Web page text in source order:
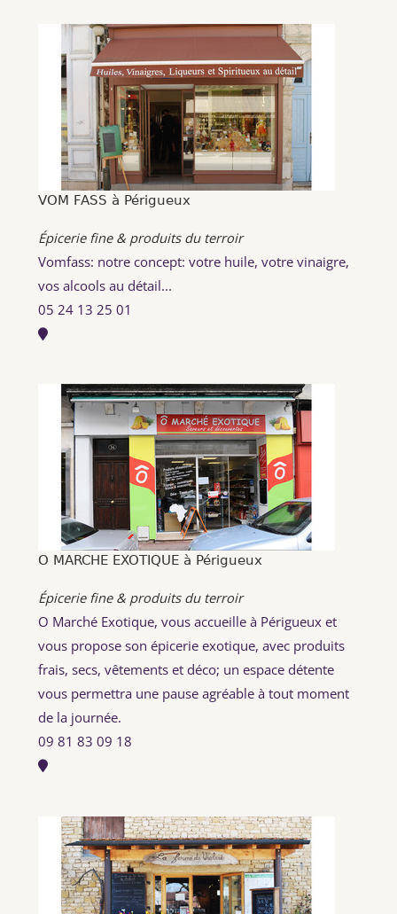
VOM FASS à Périgueux
Épicerie fine & produits du terroir
Vomfass: notre concept: votre huile, votre vinaigre,
vos alcools au détail...
05 24 13 25 01
O MARCHE EXOTIQUE à Périgueux
Épicerie fine & produits du terroir
O Marché Exotique, vous accueille à Périgueux et
vous propose son épicerie exotique, avec produits
frais, secs, vêtements et déco; un espace détente
vous permettra une pause agréable à tout moment
de la journée.
09 81 83 09 18